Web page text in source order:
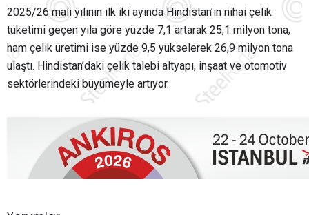
2025/26 mali yılının ilk iki ayında Hindistan’ın nihai çelik
tüketimi geçen yıla göre yüzde 7,1 artarak 25,1 milyon tona,
ham çelik üretimi ise yüzde 9,5 yükselerek 26,9 milyon tona
ulaştı. Hindistan’daki çelik talebi altyapı, inşaat ve otomotiv
sektörlerindeki büyümeyle artıyor.